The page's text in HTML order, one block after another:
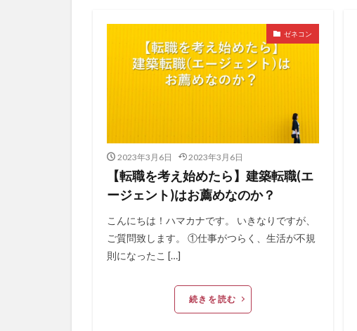
ゼネコン
2023年3月6日 2023年3月6日
【転職を考え始めたら】建築転職(エ
ージェント)はお薦めなのか？
こんにちは！ハマカナです。 いきなりですが、
ご質問致します。 ①仕事がつらく、生活が不規
則になったこ […]
続きを読む